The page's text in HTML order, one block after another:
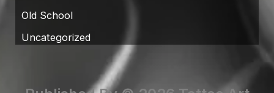
Old School
Uncategorized